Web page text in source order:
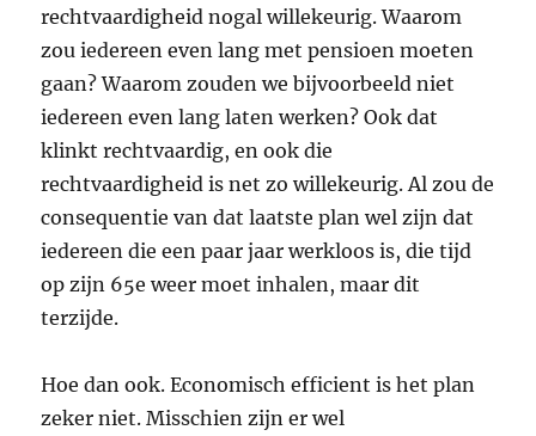
rechtvaardigheid nogal willekeurig. Waarom
zou iedereen even lang met pensioen moeten
gaan? Waarom zouden we bijvoorbeeld niet
iedereen even lang laten werken? Ook dat
klinkt rechtvaardig, en ook die
rechtvaardigheid is net zo willekeurig. Al zou de
consequentie van dat laatste plan wel zijn dat
iedereen die een paar jaar werkloos is, die tijd
op zijn 65e weer moet inhalen, maar dit
terzijde.
Hoe dan ook. Economisch efficient is het plan
zeker niet. Misschien zijn er wel